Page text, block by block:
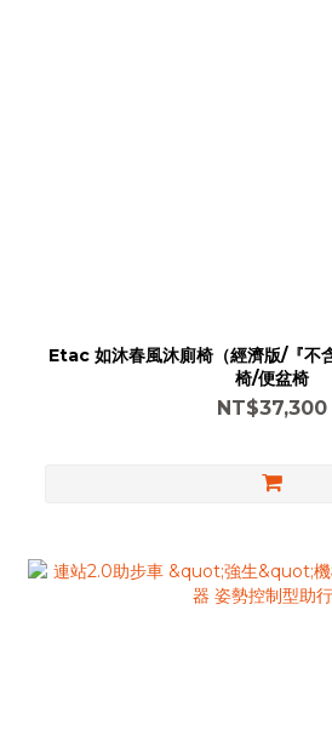
Etac 如沐春風沐廁椅（經濟版/『不
椅/便盆椅
NT$37,300